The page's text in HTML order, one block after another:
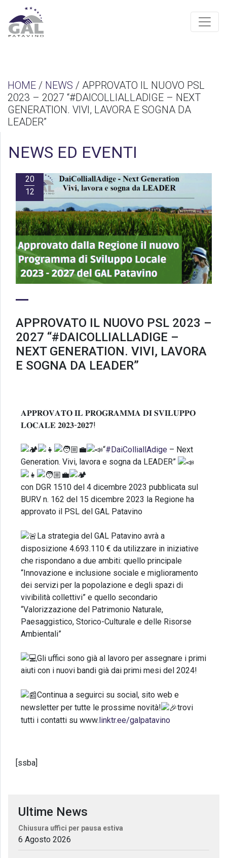
HOME / NEWS / APPROVATO IL NUOVO PSL
2023 – 2027 “#DAICOLLIALLADIGE – NEXT
GENERATION. VIVI, LAVORA E SOGNA DA
LEADER”
NEWS ED EVENTI
20
12
APPROVATO IL NUOVO PSL 2023 –
2027 “#DAICOLLIALLADIGE –
NEXT GENERATION. VIVI, LAVORA
E SOGNA DA LEADER”
𝐀𝐏𝐏𝐑𝐎𝐕𝐀𝐓𝐎 𝐈𝐋 𝐏𝐑𝐎𝐆𝐑𝐀𝐌𝐌𝐀 𝐃𝐈 𝐒𝐕𝐈𝐋𝐔𝐏𝐏𝐎
𝐋𝐎𝐂𝐀𝐋𝐄 𝟐𝟎𝟐𝟑-𝟐𝟎𝟐𝟕!
“#DaiColliallAdige – Next
Generation. Vivi, lavora e sogna da LEADER”
con DGR 1510 del 4 dicembre 2023 pubblicata sul
BURV n. 162 del 15 dicembre 2023 la Regione ha
approvato il PSL del GAL Patavino
La strategia del GAL Patavino avrà a
disposizione 4.693.110 € da utilizzare in iniziative
che rispondano a due ambiti: quello principale
“Innovazione e inclusione sociale e miglioramento
dei servizi per la popolazione e degli spazi di
vivibilità collettivi” e quello secondario
“Valorizzazione del Patrimonio Naturale,
Paesaggistico, Storico-Culturale e delle Risorse
Ambientali”
Gli uffici sono già al lavoro per assegnare i primi
aiuti con i nuovi bandi già dai primi mesi del 2024!
Continua a seguirci su social, sito web e
newsletter per tutte le prossime novità!
trovi
tutti i contatti su www.linktr.ee/galpatavino
[ssba]
Ultime News
Chiusura uffici per pausa estiva
6 Agosto 2026